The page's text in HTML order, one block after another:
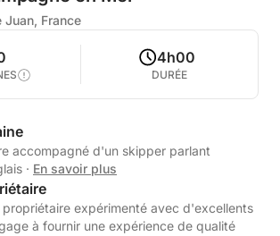
France
4h00
DURÉE
accompagné d'un skipper parlant
· En savoir plus
propriétaire expérimenté avec d'excellents
à fournir une expérience de qualité